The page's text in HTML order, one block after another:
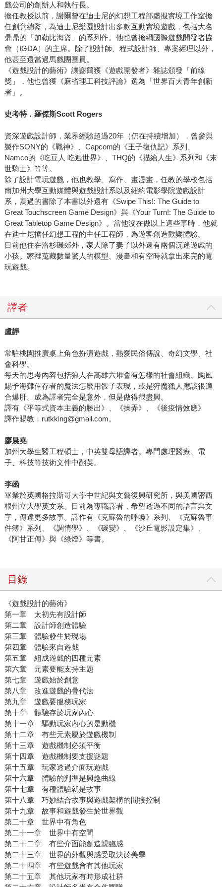
戲公司的創辦人和執行長。
擔任教授以前，謝爾曾在迪士尼的幻想工程部虛擬實境工作室擔
任創意總監，為迪士尼樂園設計出多款互動實境遊戲，包括大名
鼎鼎的「加勒比海盜」的系列作。他也曾擔綱國際遊戲開發者協
會（IGDA）的主席。除了設計師、程式設計師、專案經理以外，
他甚至還當過馬戲團團員。
《遊戲設計的藝術》讓謝爾獲《遊戲開發者》雜誌頒發「前線
獎」，他也曾獲《麻省理工科技評論》選為「世界百大青年創新
者」。
史考特．羅傑斯Scott Rogers
資深遊戲設計師，業界經驗超過20年（仍在持續增加），曾參與
製作SONY的《戰神》、Capcom的《王子復仇記》系列、
Namco的《吃豆人 吃遍世界》、THQ的《描繪人生》系列和《末
世騎士》等等。
除了設計電玩遊戲，他也教學、寫作、畫漫畫，任教的學校包括
南加州大學互動媒體與遊戲設計系以及紐約電影學院遊戲設計
系，寫過的書除了本書以外還有《Swipe This!: The Guide to
Great Touchscreen Game Design》與《Your Turn!: The Guide to
Great Tabletop Game Design》。當他沒在做以上這些事時，他就
在迪士尼擔任幻想工程的主任工程師，為遊客創造歡樂體驗。
目前他住在洛杉磯郊外，家人除了妻子以外還有兩個沉迷遊戲的
小孩。家裡蒐藏數量驚人的模型、漫畫和有空時就拿出來完的電
玩遊戲。
譯者
盧靜
常駐桃園推廣桌上角色扮演遊戲，熱愛民俗傳說、奇幻文學、社
會科學。
每天的思考內容包括狼人在高雄六堆會有怎樣的社會組織、颱風
賜予海難倖存者的魔法怎麼用骰子表現，或是狩魔獵人應該很適
合爆肝。成為譯者完全是意外，但是做得很盡興。
譯有《平等式資本主義的勝出》、《操弄》、《後疫情效應》
譯作賜教： rutkking@gmail.com。
廖晨堯
加州大學生醫工程碩士，中英雙母語譯者。專門處理醫療、電
子、科技等技術文件中翻英。
李函
畢業於英國格拉斯哥大學中世紀與文藝復興研究所，與美國密西
根州立大學英文系。目前為專職譯者，希望透過不同的語言與文
字，傳達更多故事。譯作有《克蘇魯的呼喚》系列、《克蘇魯事
件簿》系列、《調情學》、《碳變》、《沙丘電影設定集》、
《阿甘正傳》與《綠燈》等書。
目錄
《遊戲設計的藝術》
第一章 太初先有設計師
第二章 設計師創造體驗
第三章 體驗發生於現場
第四章 體驗來自遊戲
第五章 組成遊戲的四種元素
第六章 元素要能支持主題
第七章 遊戲始於創意
第八章 改進遊戲的疊代法
第九章 遊戲要服務玩家
第十章 體驗存於玩家內心
第十一章 驅動玩家內心的是動機
第十二章 有些元素屬於遊戲機制
第十三章 遊戲機制必須平衡
第十四章 遊戲機制要支援謎題
第十五章 玩家透過介面玩遊戲
第十六章 體驗的判準是興趣曲線
第十七章 有種體驗就是故事
第十八章 巧妙結合故事與遊戲架構的間接控制
第十九章 故事和遊戲發生於世界觀
第二十章 世界中有角色
第二十一章 世界中有空間
第二十二章 有些介面能創造親臨感
第二十三章 世界的外觀與感受取決於美學
第二十四章 有些遊戲會有其他玩家
第二十五章 其他玩家有時形成社群